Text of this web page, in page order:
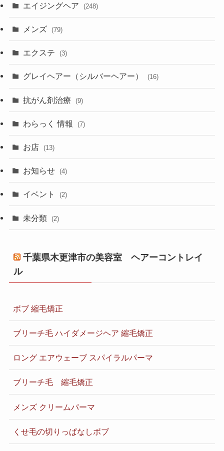
エイジングヘア (248)
メンズ (79)
エクステ (3)
グレイヘアー（シルバーヘアー） (16)
抗がん剤治療 (9)
わらっく 情報 (7)
お店 (13)
お知らせ (4)
イベント (2)
未分類 (2)
千葉県木更津市の美容室 ヘアーコントレイ
ル
ボブ 縮毛矯正
ブリーチ毛 ハイダメージヘア 縮毛矯正
ロング エアウェーブ スパイラルパーマ
ブリーチ毛 縮毛矯正
メンズ クリームパーマ
くせ毛の切りっぱなしボブ